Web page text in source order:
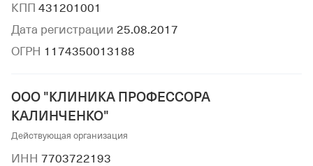
КПП 431201001
Дата регистрации 25.08.2017
ОГРН 1174350013188
ООО "КЛИНИКА ПРОФЕССОРА
КАЛИНЧЕНКО"
Действующая организация
ИНН 7703722193